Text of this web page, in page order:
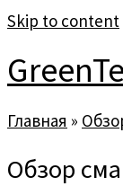
Skip to content
Главная »
Обзор